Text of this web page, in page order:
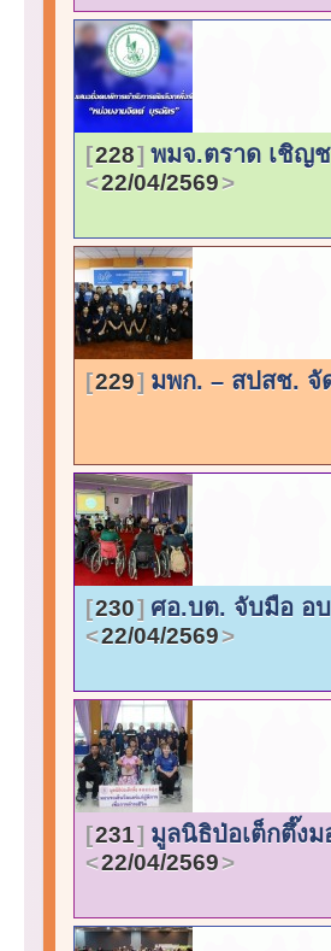
228 พมจ.ตราด เชิญช
22/04/2569
229 มพก. – สปสช. จั
230 ศอ.บต. จับมือ อ
22/04/2569
231 มูลนิธิป่อเต็กตึ๊ง
22/04/2569